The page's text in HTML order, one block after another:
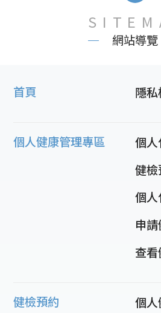
網站導覽
首頁 隱
個人健康管理專區
個
健
個
申
查
健檢預約 個